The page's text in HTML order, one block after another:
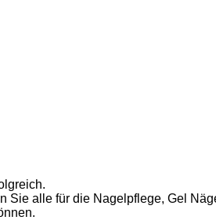
alle für die Nagelpflege, Gel